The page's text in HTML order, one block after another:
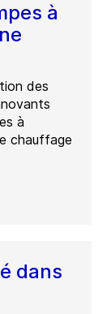
à
des
à
chauffage
dans